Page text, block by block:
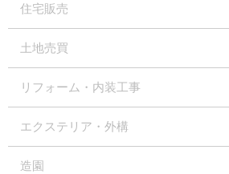
住宅販売
土地売買
リフォーム・内装工事
エクステリア・外構
造園